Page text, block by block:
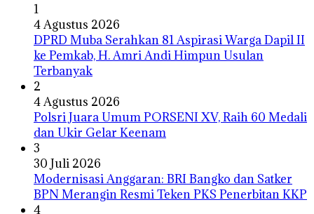
1
4 Agustus 2026
DPRD Muba Serahkan 81 Aspirasi Warga Dapil II
ke Pemkab, H. Amri Andi Himpun Usulan
Terbanyak
2
4 Agustus 2026
Polsri Juara Umum PORSENI XV, Raih 60 Medali
dan Ukir Gelar Keenam
3
30 Juli 2026
Modernisasi Anggaran: BRI Bangko dan Satker
BPN Merangin Resmi Teken PKS Penerbitan KKP
4